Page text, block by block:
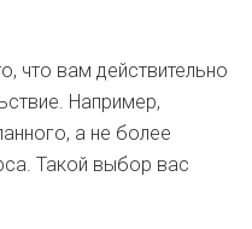
что вам действительно
Например,
а не более
Такой выбор вас